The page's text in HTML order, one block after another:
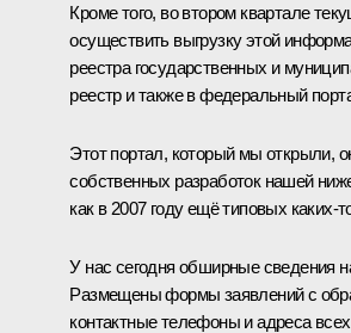
Кроме того, во втором квартале
осуществить выгрузку этой
реестра государственных и
реестр и также в федеральный
Этот портал, который мы открыли,
собственных разработок нашей
как в 2007 году ещё типовых
У нас сегодня обширные сведения
Размещены формы заявлений с
контактные телефоны и адреса